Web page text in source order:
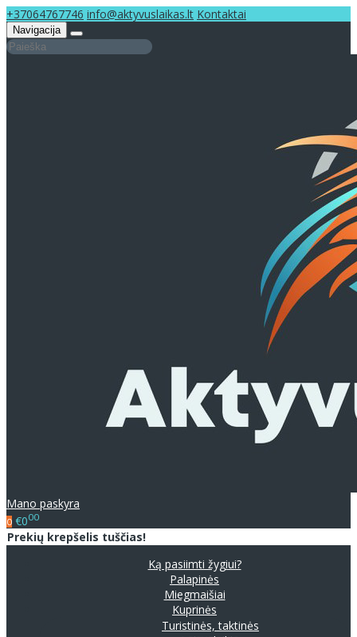
+37064767746 info@aktyvuslaikas.lt Kontaktai
Navigacija
Mano paskyra
0 €000
Prekių krepšelis tuščias!
Ką pasiimti žygiui?
Palapinės
Miegmaišiai
Kuprinės
Turistinės, taktinės